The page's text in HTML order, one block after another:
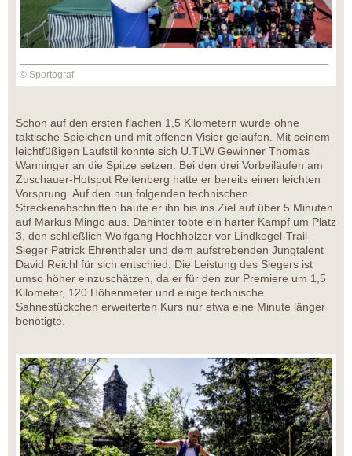
© Sportograf
Schon auf den ersten flachen 1,5 Kilometern wurde ohne
taktische Spielchen und mit offenen Visier gelaufen. Mit seinem
leichtfüßigen Laufstil konnte sich U.TLW Gewinner Thomas
Wanninger an die Spitze setzen. Bei den drei Vorbeiläufen am
Zuschauer-Hotspot Reitenberg hatte er bereits einen leichten
Vorsprung. Auf den nun folgenden technischen
Streckenabschnitten baute er ihn bis ins Ziel auf über 5 Minuten
auf Markus Mingo aus. Dahinter tobte ein harter Kampf um Platz
3, den schließlich Wolfgang Hochholzer vor Lindkogel-Trail-
Sieger Patrick Ehrenthaler und dem aufstrebenden Jungtalent
David Reichl für sich entschied. Die Leistung des Siegers ist
umso höher einzuschätzen, da er für den zur Premiere um 1,5
Kilometer, 120 Höhenmeter und einige technische
Sahnestückchen erweiterten Kurs nur etwa eine Minute länger
benötigte.